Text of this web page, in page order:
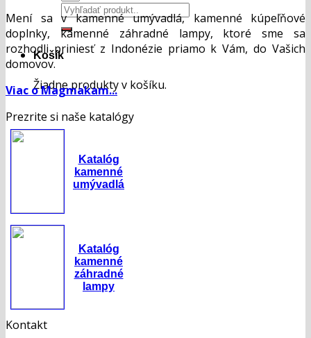
Hľadať:
Košík
Žiadne produkty v košíku.
Mení sa v kamenné umývadlá, kamenné kúpeľňové
doplnky, kamenné záhradné lampy, ktoré sme sa
rozhodli priniesť z Indonézie priamo k Vám, do Vašich
domovov.
Viac o Magmakam...
Prezrite si naše katalógy
Katalóg
kamenné
umývadlá
Katalóg
kamenné
záhradné
lampy
Kontakt